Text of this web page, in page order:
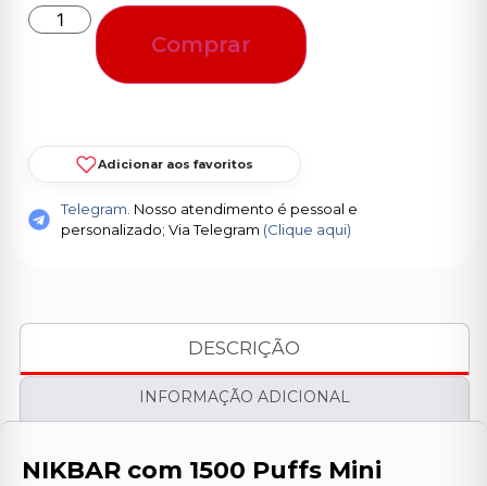
Comprar
Adicionar aos favoritos
Telegram. Nosso atendimento é pessoal e
personalizado; Via Telegram (Clique aqui)
DESCRIÇÃO
INFORMAÇÃO ADICIONAL
NIKBAR com 1500 Puffs Mini